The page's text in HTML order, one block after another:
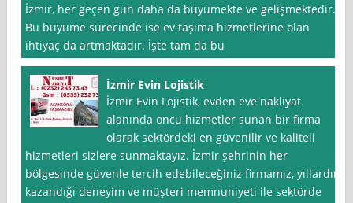
İzmir, her geçen gün daha da büyümekte ve gelişmektedir.
Bu büyüme sürecinde ise ev taşıma hizmetlerine olan
ihtiyaç da artmaktadır. İşte tam da bu
İzmir Evin Lojistik
İzmir Evin Lojistik, evden eve nakliyat
alanında öncü hizmetler sunan bir firma
olarak sektördeki en güvenilir ve kaliteli
hizmetleri sizlere sunmaktayız. İzmir şehrinin her
bölgesinde güvenle tercih edebileceğiniz firmamız, yıllardır
kazandığı deneyim ve müşteri memnuniyeti ile sektörde